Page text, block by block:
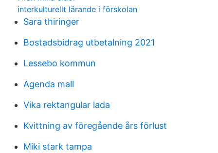
interkulturellt lärande i förskolan
Sara thiringer
Bostadsbidrag utbetalning 2021
Lessebo kommun
Agenda mall
Vika rektangular lada
Kvittning av föregående års förlust
Miki stark tampa